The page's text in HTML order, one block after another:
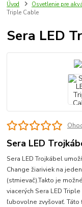
Úvod Osvetlenie pre
Triple Cable
Sera LED
Sera LED
Sera LED Trojkábel
Change žiariviek na
(stmievač).Takto je
viacerých Sera LED
ľubovolne zvyšovať. Táto